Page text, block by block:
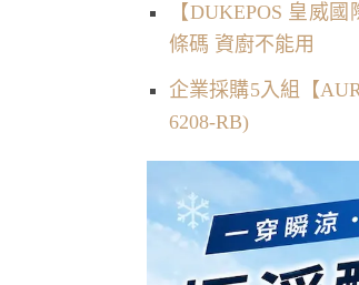
【DUKEPOS 皇威
條碼 資廚不能用
企業採購5入組【
6208-RB)